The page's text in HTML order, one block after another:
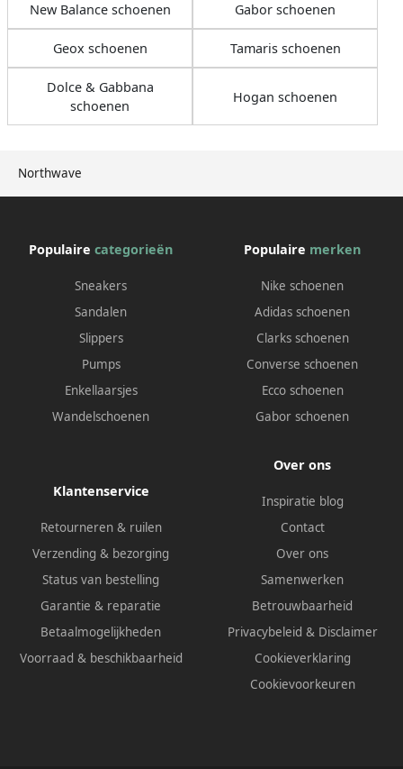
Northwave
New Balance schoenen Gabor schoenen
Geox schoenen Tamaris schoenen
Dolce & Gabbana
schoenen
Hogan schoenen
Populaire categorieën
Sneakers
Sandalen
Slippers
Pumps
Enkellaarsjes
Wandelschoenen
Populaire merken
Nike schoenen
Adidas schoenen
Clarks schoenen
Converse schoenen
Ecco schoenen
Gabor schoenen
Klantenservice
Retourneren & ruilen
Verzending & bezorging
Status van bestelling
Garantie & reparatie
Betaalmogelijkheden
Voorraad & beschikbaarheid
Over ons
Inspiratie blog
Contact
Over ons
Samenwerken
Betrouwbaarheid
Privacybeleid & Disclaimer
Cookieverklaring
Cookievoorkeuren